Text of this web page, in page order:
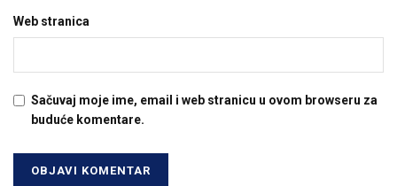
Web stranica
Sačuvaj moje ime, email i web stranicu u ovom browseru za
buduće komentare.